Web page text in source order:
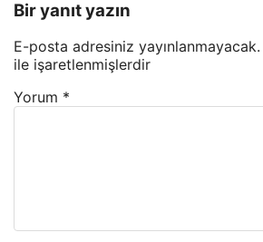
Bir yanıt yazın
E-posta adresiniz yayınlanmayacak.
ile işaretlenmişlerdir
Yorum *